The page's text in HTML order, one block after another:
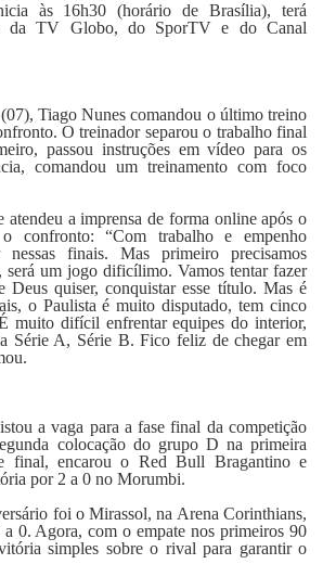
às 16h30 (horário de Brasília), terá
da TV Globo, do SporTV e do Canal
Tiago Nunes comandou o último treino
O treinador separou o trabalho final
passou instruções em vídeo para os
comandou um treinamento com foco
atendeu a imprensa de forma online após o
confronto: “Com trabalho e empenho
nessas finais. Mas primeiro precisamos
será um jogo dificílimo. Vamos tentar fazer
Deus quiser, conquistar esse título. Mas é
o Paulista é muito disputado, tem cinco
muito difícil enfrentar equipes do interior,
Série A, Série B. Fico feliz de chegar em
a vaga para a fase final da competição
colocação do grupo D na primeira
final, encarou o Red Bull Bragantino e
por 2 a 0 no Morumbi.
foi o Mirassol, na Arena Corinthians,
0. Agora, com o empate nos primeiros 90
simples sobre o rival para garantir o